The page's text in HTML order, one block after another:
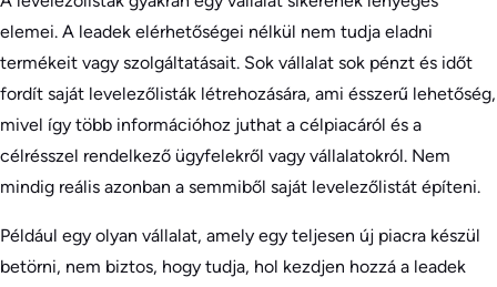
elemei. A leadek elérhetőségei nélkül nem tudja eladni
termékeit vagy szolgáltatásait. Sok vállalat sok pénzt és időt
fordít saját levelezőlisták létrehozására, ami ésszerű lehetőség,
mivel így több információhoz juthat a célpiacáról és a
célrésszel rendelkező ügyfelekről vagy vállalatokról. Nem
mindig reális azonban a semmiből saját levelezőlistát építeni.
Például egy olyan vállalat, amely egy teljesen új piacra készül
betörni, nem biztos, hogy tudja, hol kezdjen hozzá a leadek